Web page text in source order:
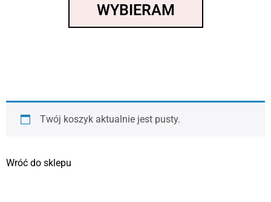
WYBIERAM
Twój koszyk aktualnie jest pusty.
Wróć do sklepu